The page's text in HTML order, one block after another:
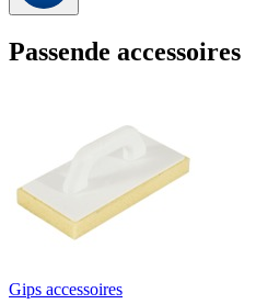
Passende accessoires
Gips accessoires